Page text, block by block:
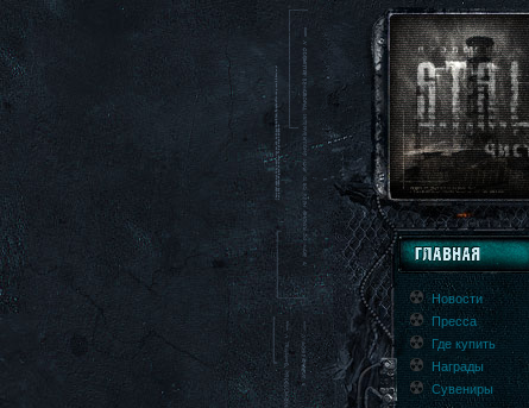
Новости
Пресса
Где купить
Награды
Сувениры